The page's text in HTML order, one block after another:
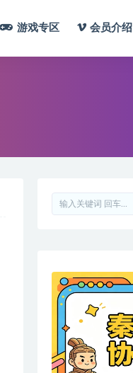
游戏专区 会员介绍